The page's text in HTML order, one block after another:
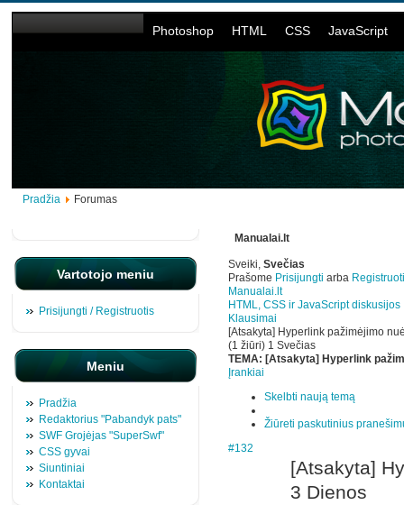
Photoshop HTML CSS JavaScript
Pradžia Forumas
Vartotojo meniu
Prisijungti / Registruotis
Meniu
Pradžia
Redaktorius "Pabandyk pats"
SWF Grojėjas "SuperSwf"
CSS gyvai
Siuntiniai
Kontaktai
Manualai.lt
Sveiki, Svečias
Prašome Prisijungti arba
Manualai.lt
HTML, CSS ir JavaScript diskusijos
Klausimai
[Atsakyta] Hyperlink pažimėjimo
(1 žiūri) 1 Svečias
TEMA: [Atsakyta] Hyperlink
Įrankiai
Skelbti naują temą
Žiūreti paskutinius
#132
[Atsakyta]
3 Dienos